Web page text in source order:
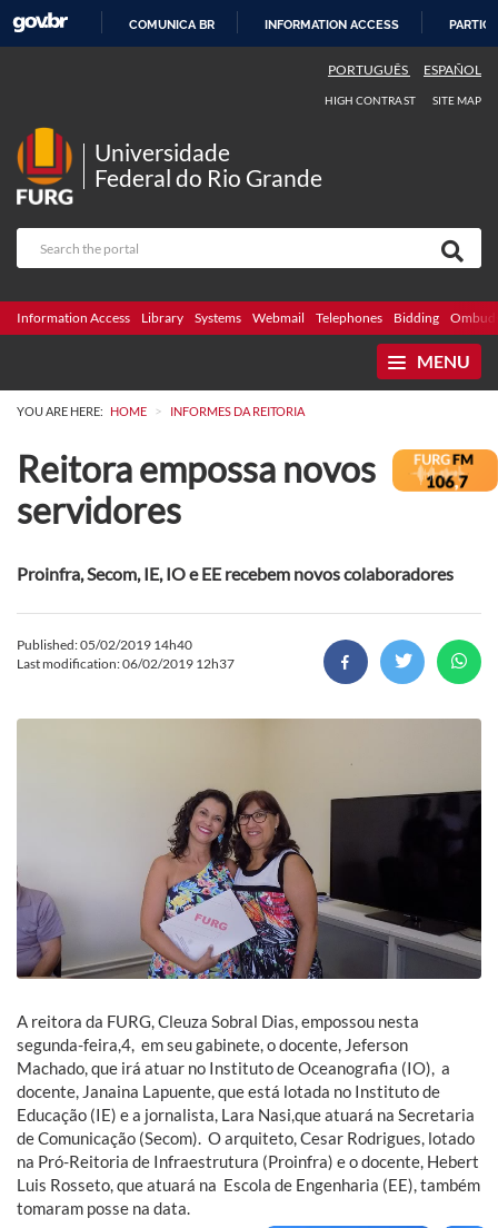
COMUNICA BR INFORMATION ACCESS
PORTUGUÊS ESPAÑOL
HIGH CONTRAST SITE MAP
Universidade
Federal do Rio Grande
Information Access Library Systems Webmail Telephones Bidding
MENU
YOU ARE HERE: HOME > INFORMES DA REITORIA
Reitora empossa novos
servidores
Proinfra, Secom, IE, IO e EE recebem novos colaboradores
Published: 05/02/2019 14h40
Last modification: 06/02/2019 12h37
A reitora da FURG, Cleuza Sobral Dias, empossou nesta
segunda-feira,4, em seu gabinete, o docente, Jeferson
Machado, que irá atuar no Instituto de Oceanografia (IO), a
docente, Janaina Lapuente, que está lotada no Instituto de
Educação (IE) e a jornalista, Lara Nasi,que atuará na Secretaria
de Comunicação (Secom). O arquiteto, Cesar Rodrigues, lotado
na Pró-Reitoria de Infraestrutura (Proinfra) e o docente, Hebert
Luis Rosseto, que atuará na Escola de Engenharia (EE), também
tomaram posse na data.